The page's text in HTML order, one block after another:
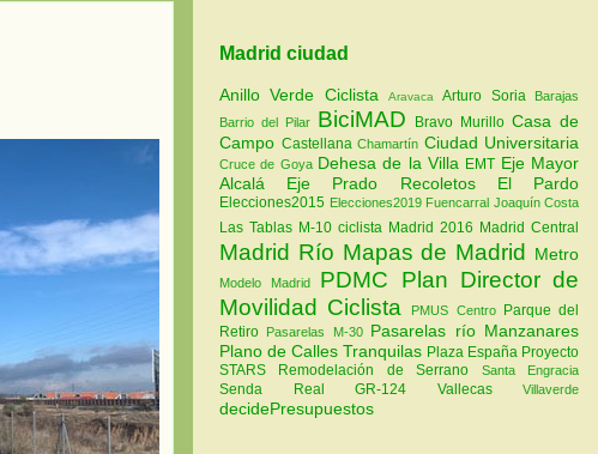
Madrid ciudad
Anillo Verde Ciclista AravacaArturo Soria
Barajas
Barrio del Pilar BiciMAD Bravo MurilloCasa de
Campo Castellana Chamartín Ciudad Universitaria
Cruce de Goya Dehesa de la Villa EMT Eje Mayor
Alcalá Eje Prado Recoletos El Pardo
Elecciones2015 Elecciones2019 Fuencarral Joaquín Costa
Las Tablas M-10 ciclista Madrid 2016 Madrid Central
Madrid Río Mapas de Madrid Metro
Modelo Madrid PDMC Plan Director de
Movilidad Ciclista
PMUS Centro Parque del
Retiro Pasarelas M-30 Pasarelas río Manzanares
Plano de Calles Tranquilas Plaza España Proyecto
STARS Remodelación de Serrano Santa Engracia
Senda Real GR-124 Vallecas Villaverde
decidePresupuestos